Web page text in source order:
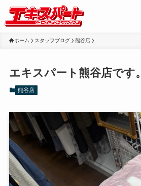
ホーム スタッフブログ 熊谷店
エキスパート熊谷店です。
熊谷店